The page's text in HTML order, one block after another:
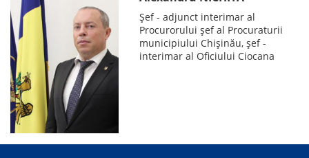
Șef - adjunct interimar al
Procurorului șef al Procuraturii
municipiului Chișinău, șef -
interimar al Oficiului Ciocana